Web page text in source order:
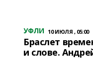
УФЛИ 10 ИЮЛЯ , 05:00
Браслет
и слове.